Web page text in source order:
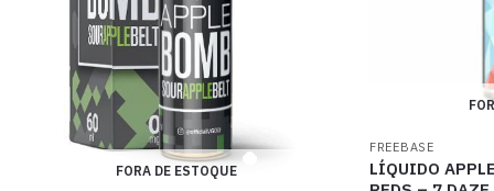
FORA DE ESTOQUE
FREEBASE
LÍQUIDO